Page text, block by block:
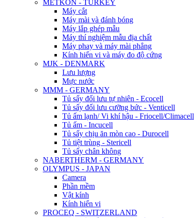
METKON - TURKEY
Máy cắt
Máy mài và đánh bóng
Máy lắp ghép mẫu
Máy thí nghiệm mẫu địa chất
Máy phay và máy mài phẳng
Kính hiển vi và máy đo độ cứng
MJK - DENMARK
Lưu lượng
Mực nước
MMM - GERMANY
Tủ sấy đối lưu tự nhiên - Ecocell
Tủ sấy đối lưu cưỡng bức - Venticell
Tủ ấm lạnh/ Vi khí hậu - Friocell/Climacell
Tủ ấm - Incucell
Tủ sấy chịu ăn mòn cao - Durocell
Tủ tiệt trùng - Stericell
Tủ sấy chân không
NABERTHERM - GERMANY
OLYMPUS - JAPAN
Camera
Phần mềm
Vật kính
Kính hiển vi
PROCEQ - SWITZERLAND